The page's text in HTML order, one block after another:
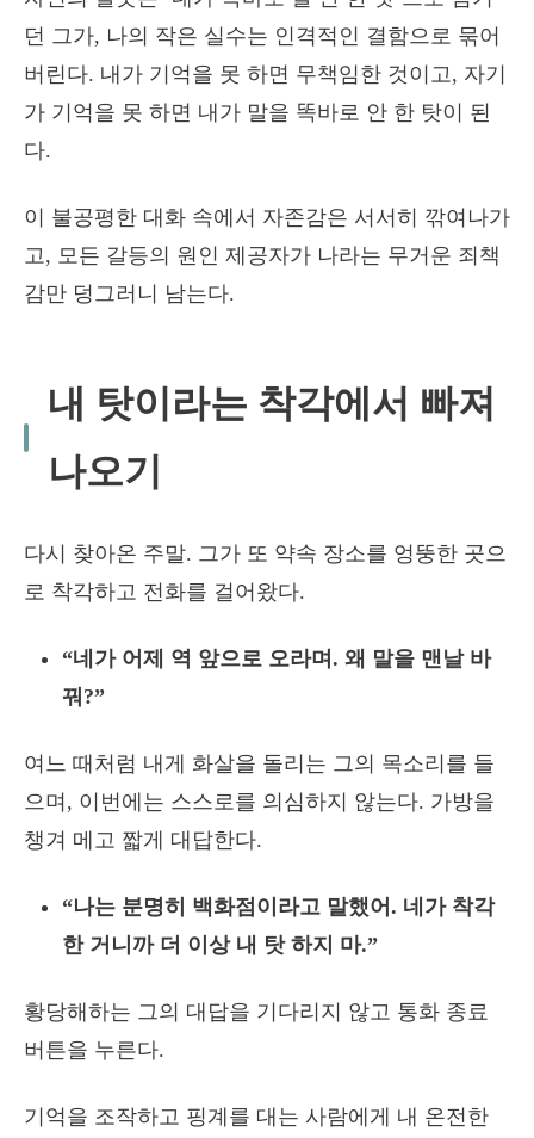
던 그가, 나의 작은 실수는 인격적인 결함으로 묶어
버린다. 내가 기억을 못 하면 무책임한 것이고, 자기
가 기억을 못 하면 내가 말을 똑바로 안 한 탓이 된
다.
이 불공평한 대화 속에서 자존감은 서서히 깎여나가
고, 모든 갈등의 원인 제공자가 나라는 무거운 죄책
감만 덩그러니 남는다.
내 탓이라는 착각에서 빠져
나오기
다시 찾아온 주말. 그가 또 약속 장소를 엉뚱한 곳으
로 착각하고 전화를 걸어왔다.
“네가 어제 역 앞으로 오라며. 왜 말을 맨날 바
꿔?”
여느 때처럼 내게 화살을 돌리는 그의 목소리를 들
으며, 이번에는 스스로를 의심하지 않는다. 가방을
챙겨 메고 짧게 대답한다.
“나는 분명히 백화점이라고 말했어. 네가 착각
한 거니까 더 이상 내 탓 하지 마.”
황당해하는 그의 대답을 기다리지 않고 통화 종료
버튼을 누른다.
기억을 조작하고 핑계를 대는 사람에게 내 온전한